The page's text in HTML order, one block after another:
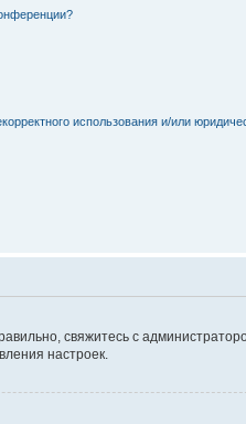
использования и/или
свяжитесь с
настроек.